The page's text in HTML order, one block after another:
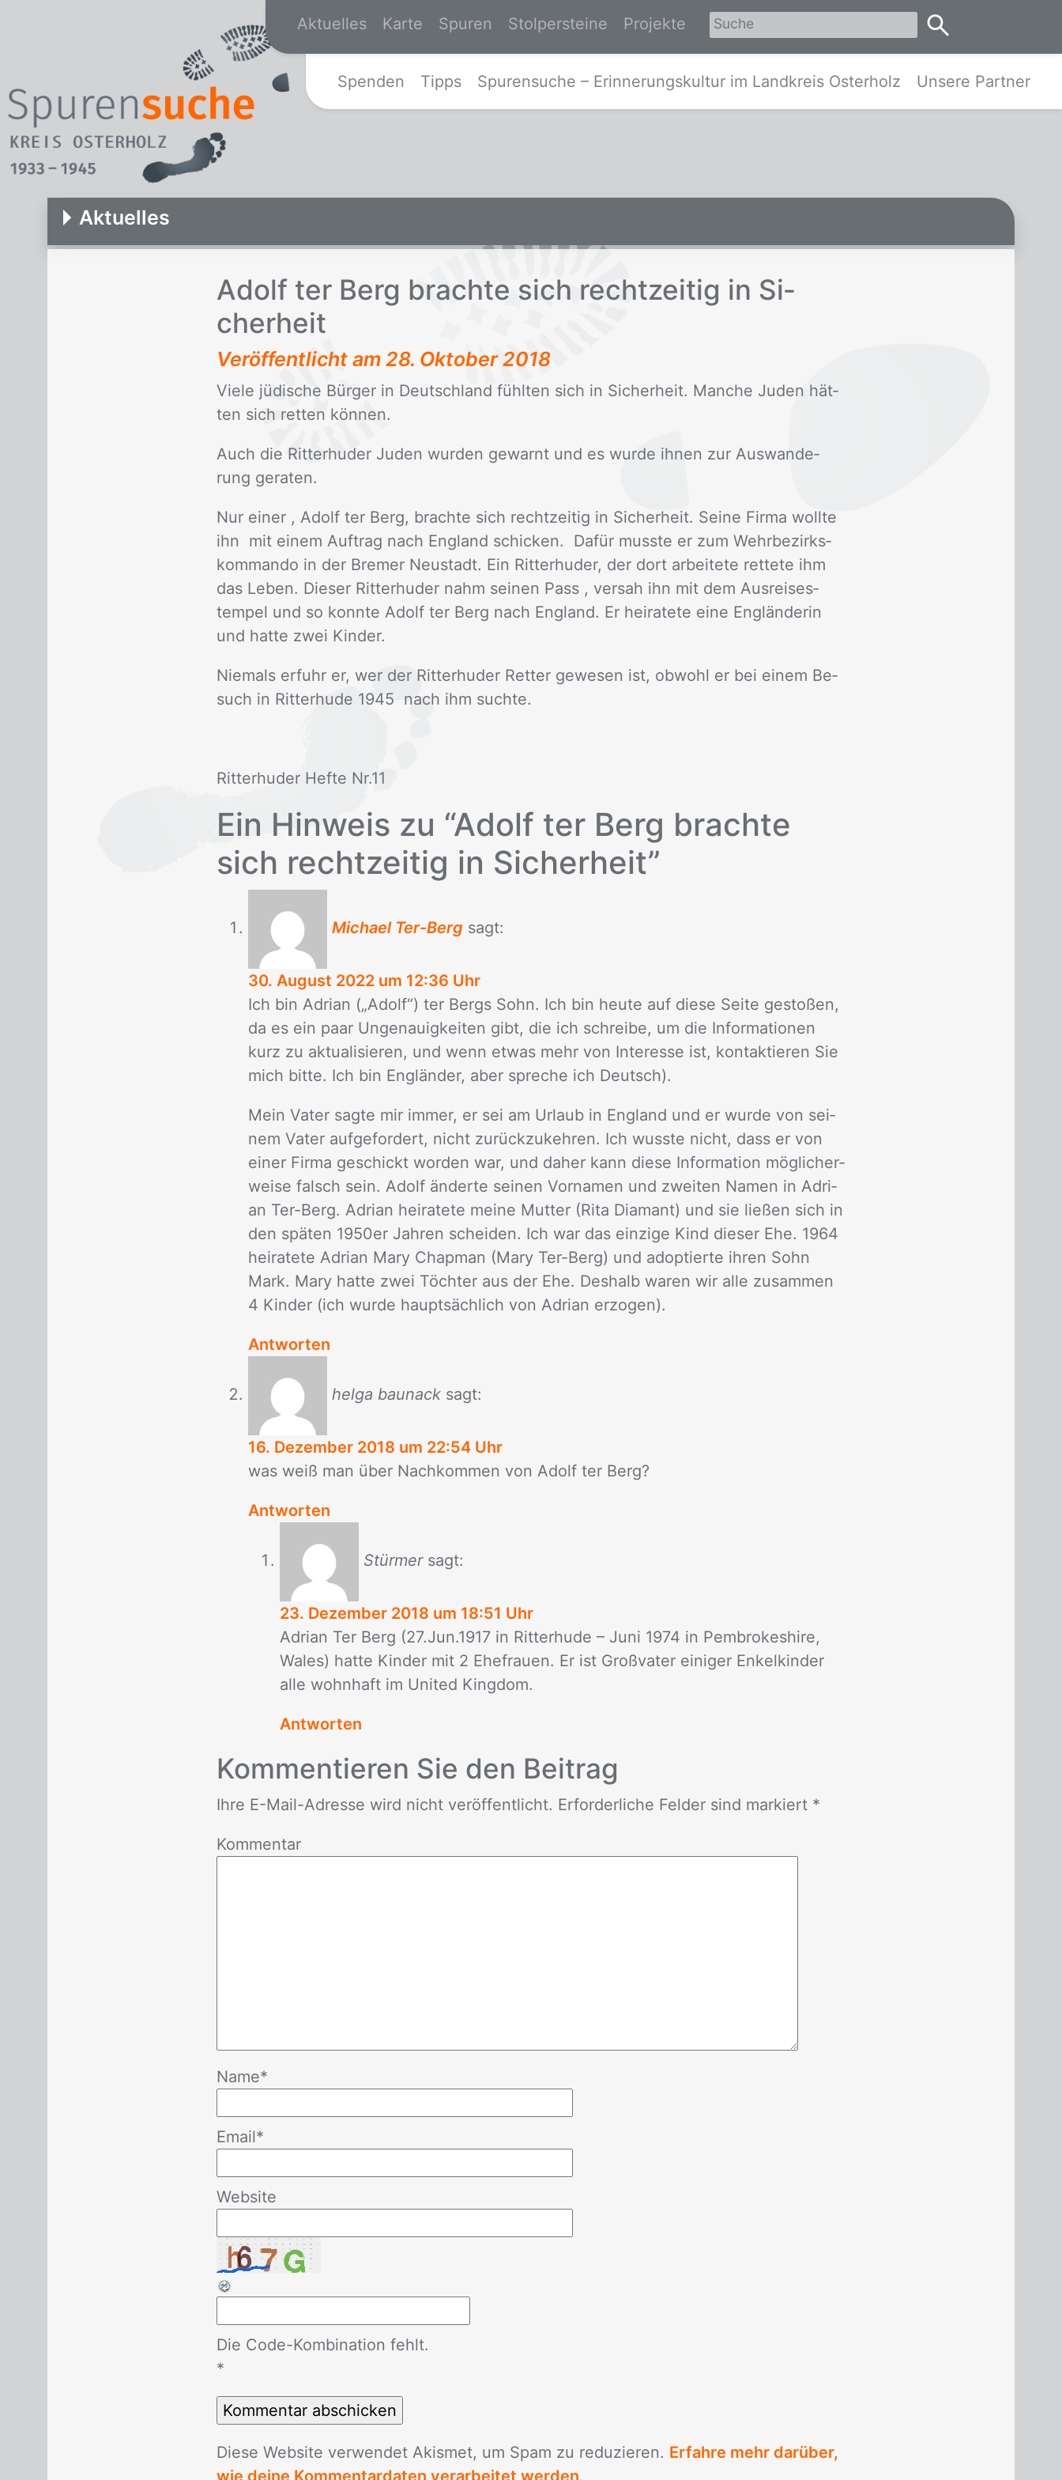
Zur Startseite von Spurensuche-Osterholz
Aktuelles Karte Spuren Stolpersteine Projekte
Spenden Tipps Spurensuche – Erinnerungskultur im Landkreis Osterholz Unsere Partner
Aktuelles
Adolf ter Berg brach­te sich recht­zei­tig in Si­
cher­heit
Veröffentlicht am 28. Oktober 2018
Vie­le jü­di­sche Bür­ger in Deutsch­land fühl­ten sich in Si­cher­heit. Man­che Ju­den hät­
ten sich ret­ten kön­nen.
Auch die Rit­ter­hu­der Ju­den wur­den ge­warnt und es wur­de ih­nen zur Aus­wan­de­
rung ge­ra­ten.
Nur ei­ner , Adolf ter Berg, brach­te sich recht­zei­tig in Si­cher­heit. Sei­ne Fir­ma woll­te
ihn mit ei­nem Auf­trag nach Eng­land schi­cken. Da­für muss­te er zum Wehr­be­zirks­
kom­man­do in der Bre­mer Neu­stadt. Ein Rit­ter­hu­der, der dort ar­bei­te­te ret­te­te ihm
das Le­ben. Die­ser Rit­ter­hu­der nahm sei­nen Pass , ver­sah ihn mit dem Aus­rei­ses­
tem­pel und so konn­te Adolf ter Berg nach Eng­land. Er hei­ra­te­te eine Eng­län­de­rin
und hat­te zwei Kin­der.
Nie­mals er­fuhr er, wer der Rit­ter­hu­der Ret­ter ge­we­sen ist, ob­wohl er bei ei­nem Be­
such in Rit­ter­hu­de 1945 nach ihm such­te.
Rit­ter­hu­der Hef­te Nr.11
Ein Hinweis zu “Adolf ter Berg brachte
sich rechtzeitig in Sicherheit”
Michael Ter-Berg sagt:
30. August 2022 um 12:36 Uhr
Ich bin Adri­an („Adolf“) ter Bergs Sohn. Ich bin heu­te auf die­se Sei­te ge­sto­ßen,
da es ein paar Un­ge­nau­ig­kei­ten gibt, die ich schrei­be, um die In­for­ma­tio­nen
kurz zu ak­tua­li­sie­ren, und wenn et­was mehr von In­ter­es­se ist, kon­tak­tie­ren Sie
mich bit­te. Ich bin Eng­län­der, aber spre­che ich Deutsch).
Mein Va­ter sag­te mir im­mer, er sei am Ur­laub in Eng­land und er wur­de von sei­
nem Va­ter auf­ge­for­dert, nicht zu­rück­zu­keh­ren. Ich wuss­te nicht, dass er von
ei­ner Fir­ma ge­schickt wor­den war, und da­her kann die­se In­for­ma­ti­on mög­li­cher­
wei­se falsch sein. Adolf än­der­te sei­nen Vor­na­men und zwei­ten Na­men in Adri­
an Ter-Berg. Adri­an hei­ra­te­te mei­ne Mut­ter (Rita Dia­mant) und sie lie­ßen sich in
den spä­ten 1950er Jah­ren schei­den. Ich war das ein­zi­ge Kind die­ser Ehe. 1964
hei­ra­te­te Adri­an Mary Chap­man (Mary Ter-Berg) und ad­op­tier­te ih­ren Sohn
Mark. Mary hat­te zwei Töch­ter aus der Ehe. Des­halb wa­ren wir alle zu­sam­men
4 Kin­der (ich wur­de haupt­säch­lich von Adri­an er­zo­gen).
Antworten
helga baunack sagt:
16. Dezember 2018 um 22:54 Uhr
was weiß man über Nach­kom­men von Adolf ter Berg?
Antworten
Stürmer sagt:
23. Dezember 2018 um 18:51 Uhr
Adri­an Ter Berg (27.Jun.1917 in Rit­ter­hu­de – Juni 1974 in Pem­bro­keshire,
Wa­les) hat­te Kin­der mit 2 Ehe­frau­en. Er ist Groß­va­ter ei­ni­ger En­kel­kin­der
alle wohn­haft im United King­dom.
Antworten
Kom­men­tie­ren Sie den Bei­trag
Ihre E-Mail-Adres­se wird nicht ver­öf­fent­licht. Er­for­der­li­che Fel­der sind mar­kiert *
Kommentar
Name*
Email*
Website
Die Code-Kombination fehlt.
*
Die­se Web­site ver­wen­det Akis­met, um Spam zu re­du­zie­ren. Erfahre mehr darüber,
wie deine Kommentardaten verarbeitet werden.